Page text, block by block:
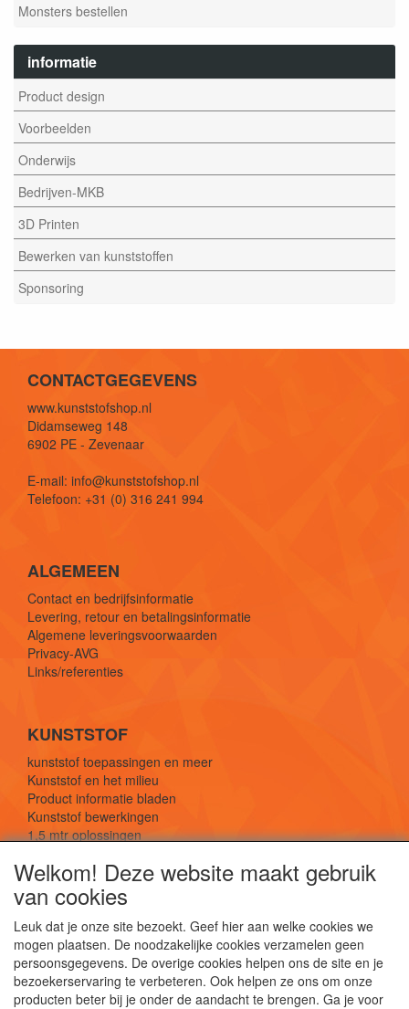
Monsters bestellen
informatie
Product design
Voorbeelden
Onderwijs
Bedrijven-MKB
3D Printen
Bewerken van kunststoffen
Sponsoring
CONTACTGEGEVENS
www.kunststofshop.nl
Didamseweg 148
6902 PE - Zevenaar
E-mail: info@kunststofshop.nl
Telefoon: +31 (0) 316 241 994
ALGEMEEN
Contact en bedrijfsinformatie
Levering, retour en betalingsinformatie
Algemene leveringsvoorwaarden
Privacy-AVG
Links/referenties
KUNSTSTOF
kunststof toepassingen en meer
Kunststof en het milieu
Product informatie bladen
Kunststof bewerkingen
1,5 mtr oplossingen
SOCIALE MEDIA
Welkom! Deze website maakt gebruik
van cookies
Leuk dat je onze site bezoekt. Geef hier aan welke cookies we
mogen plaatsen. De noodzakelijke cookies verzamelen geen
persoonsgegevens. De overige cookies helpen ons de site en je
bezoekerservaring te verbeteren. Ook helpen ze ons om onze
producten beter bij je onder de aandacht te brengen. Ga je voor